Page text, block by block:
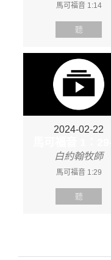
馬可福音 1:14
聽
2024-02-22
白約翰牧師
馬可福音 1:29
聽